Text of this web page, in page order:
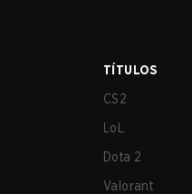
TÍTULOS
CS2
LoL
Dota 2
Valorant